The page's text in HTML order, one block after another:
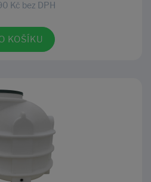
Kč bez DPH
KOŠÍKU